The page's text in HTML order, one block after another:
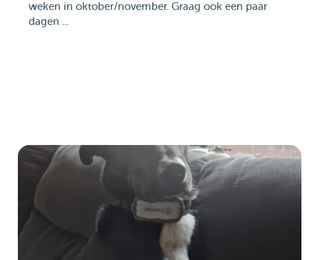
weken in oktober/november. Graag ook een paar
dagen ...